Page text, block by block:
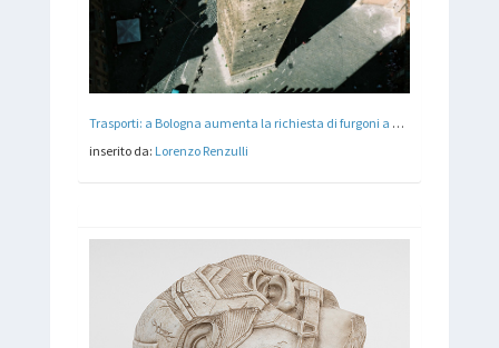
Trasporti: a Bologna aumenta la richiesta di furgoni a noleggio
inserito da: Lorenzo Renzulli